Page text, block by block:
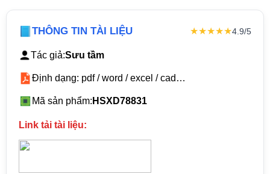
THÔNG TIN TÀI LIỆU ★★★★★4.9/5
Tác giả:Sưu tầm
Định dạng: pdf / word / excel / cad…
Mã sản phẩm: HSXD78831
Link tải tài liệu: